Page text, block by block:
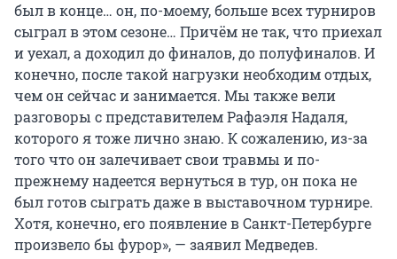
был в конце… он, по-моему, больше всех турниров
сыграл в этом сезоне… Причём не так, что приехал
и уехал, а доходил до финалов, до полуфиналов. И
конечно, после такой нагрузки необходим отдых,
чем он сейчас и занимается. Мы также вели
разговоры с представителем Рафаэля Надаля,
которого я тоже лично знаю. К сожалению, из-за
того что он залечивает свои травмы и по-
прежнему надеется вернуться в тур, он пока не
был готов сыграть даже в выставочном турнире.
Хотя, конечно, его появление в Санкт-Петербурге
произвело бы фурор», — заявил Медведев.